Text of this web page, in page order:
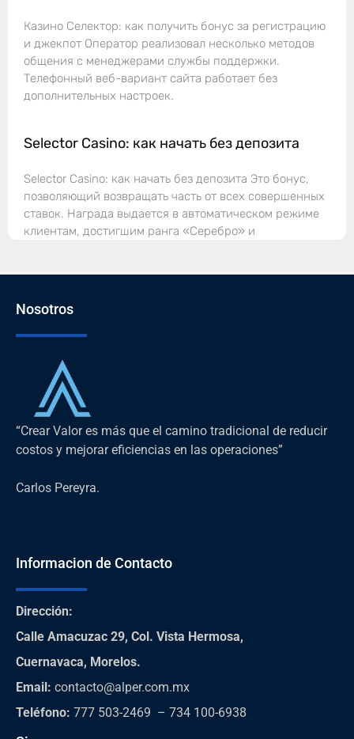
Казино Селектор: как получить бонус за регистрацию
и джекпот Оператор реализовал несколько методов
общения с менеджерами службы поддержки.
Телефонный веб-вариант сайта работает без
дополнительных настроек.
Selector Casino: как начать без депозита
Selector Casino: как начать без депозита Это бонус,
позволяющий возвращать часть от всех совершенных
ставок. Награда выдается в автоматическом режиме
клиентам, достигшим ранга «Серебро» и
Nosotros
“Crear Valor es más que el camino tradicional de reducir
costos y mejorar eficiencias en las operaciones”
Carlos Pereyra.
Informacion de Contacto
Dirección:
Calle Amacuzac 29, Col. Vista Hermosa,
Cuernavaca, Morelos.
Email: contacto@alper.com.mx
Teléfono: 777 503-2469 – 734 100-6938